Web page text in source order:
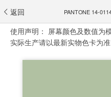
返回 PANTONE 14-
使用声明： 屏幕颜色及数值为
实际生产请以最新实物色卡为准